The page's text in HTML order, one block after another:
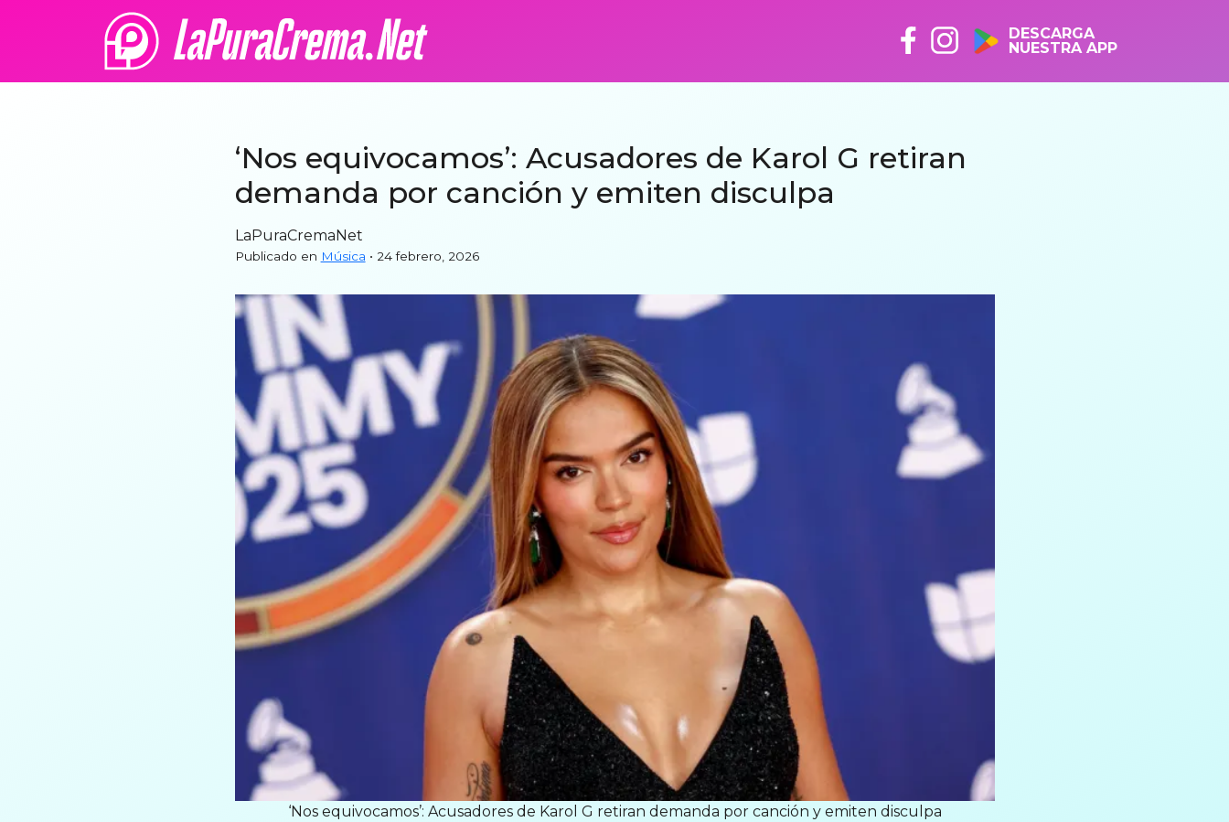
DESCARGA
NUESTRA APP
‘Nos equivocamos’: Acusadores de Karol G retiran
demanda por canción y emiten disculpa
LaPuraCremaNet
Publicado en Música • 24 febrero, 2026
‘Nos equivocamos’: Acusadores de Karol G retiran demanda por canción y emiten disculpa